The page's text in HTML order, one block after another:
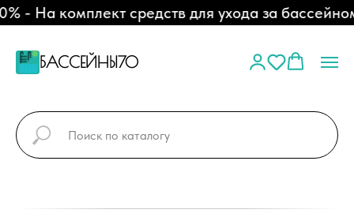
- На комплект средств для ухода за бассейном
БАССЕЙНЫ70